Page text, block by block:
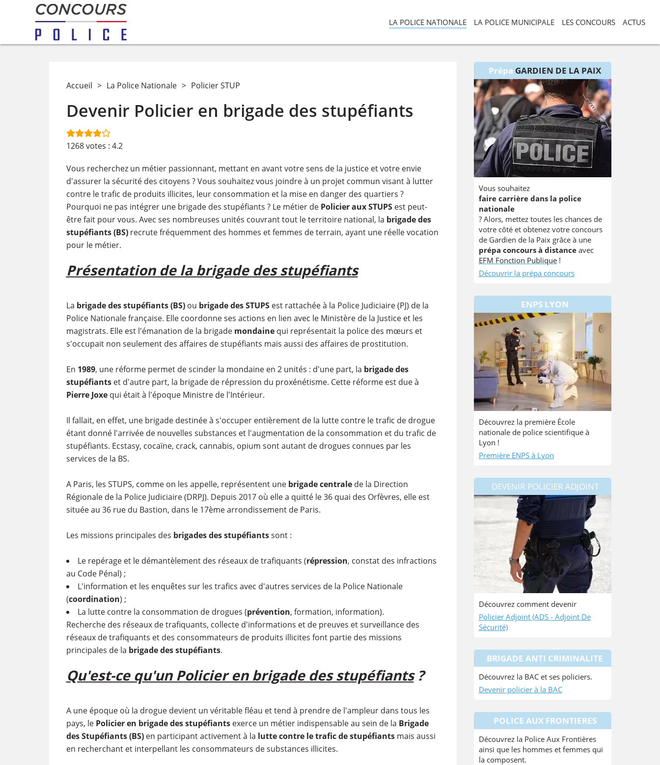
LA POLICE NATIONALE LA POLICE MUNICIPALE LES CONCOURS ACTUS
Accueil > La Police Nationale > Policier STUP
Devenir Policier en brigade des stupéfiants
1268votes : 4.2
Vous recherchez un métier passionnant, mettant en avant votre sens de la justice et votre envie
d'assurer la sécurité des citoyens ? Vous souhaitez vous joindre à un projet commun visant à lutter
contre le trafic de produits illicites, leur consommation et la mise en danger des quartiers ?
Pourquoi ne pas intégrer une brigade des stupéfiants ? Le métier de Policier aux STUPSest peut-
être fait pour vous. Avec ses nombreuses unités couvrant tout le territoire national, la brigade des
stupéfiants (BS)recrute fréquemment des hommes et femmes de terrain, ayant une réelle vocation
pour le métier.
Présentation de la brigade des stupéfiants
La brigade des stupéfiants (BS)ou brigade des STUPSest rattachée à la Police Judiciaire (PJ) de la
Police Nationale française. Elle coordonne ses actions en lien avec le Ministère de la Justice et les
magistrats. Elle est l'émanation de la brigade mondainequi représentait la police des mœurs et
s'occupait non seulement des affaires de stupéfiants mais aussi des affaires de prostitution.
En 1989, une réforme permet de scinder la mondaine en 2 unités : d'une part, la brigade des
stupéfiantset d'autre part, la brigade de répression du proxénétisme. Cette réforme est due à
Pierre Joxequi était à l'époque Ministre de l'Intérieur.
Il fallait, en effet, une brigade destinée à s'occuper entièrement de la lutte contre le trafic de drogue
étant donné l'arrivée de nouvelles substances et l'augmentation de la consommation et du trafic de
stupéfiants. Ecstasy, cocaïne, crack, cannabis, opium sont autant de drogues connues par les
services de la BS.
A Paris, les STUPS, comme on les appelle, représentent une brigade centralede la Direction
Régionale de la Police Judiciaire (DRPJ). Depuis 2017 où elle a quitté le 36 quai des Orfèvres, elle est
située au 36 rue du Bastion, dans le 17ème arrondissement de Paris.
Les missions principales des brigades des stupéfiantssont :
Le repérage et le démantèlement des réseaux de trafiquants (répression, constat des infractions
au Code Pénal) ;
L'information et les enquêtes sur les trafics avec d'autres services de la Police Nationale
(coordination) ;
La lutte contre la consommation de drogues (prévention, formation, information).
Recherche des réseaux de trafiquants, collecte d'informations et de preuves et surveillance des
réseaux de trafiquants et des consommateurs de produits illicites font partie des missions
principales de la brigade des stupéfiants.
Qu'est-ce qu'un Policier en brigade des stupéfiants?
A une époque où la drogue devient un véritable fléau et tend à prendre de l'ampleur dans tous les
pays, le Policier en brigade des stupéfiantsexerce un métier indispensable au sein de la Brigade
des Stupéfiants (BS)en participant activement à la lutte contre le trafic de stupéfiantsmais aussi
en recherchant et interpellant les consommateurs de substances illicites.
Prépa GARDIEN DE LA PAIX
Vous souhaitez
faire carrière dans la police
nationale
? Alors, mettez toutes les chances de
votre côté et obtenez votre concours
de Gardien de la Paix grâce à une
prépa concours à distanceavec
EFM Fonction Publique!
Découvrir la prépa concours
ENPS LYON
Découvrez la première École
nationale de police scientifique à
Lyon !
Première ENPS à Lyon
DEVENIR POLICIER ADJOINT
Découvrez comment devenir
Policier Adjoint (ADS - Adjoint De
Sécurité)
BRIGADE ANTI CRIMINALITE
Découvrez la BAC et ses policiers.
Devenir policier à la BAC
POLICE AUX FRONTIERES
Découvrez la Police Aux Frontières
ainsi que les hommes et femmes qui
la composent.